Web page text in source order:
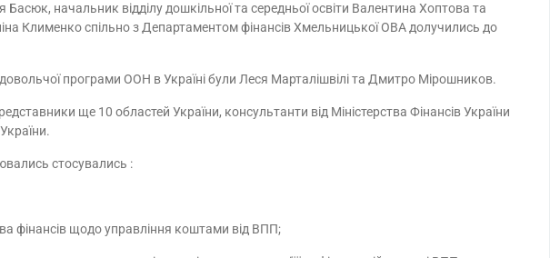
начальник відділу дошкільної та середньої освіти Валентина Хоптова та
Клименко спільно з Департаментом фінансів Хмельницької ОВА долучились до
програми ООН в Україні були Леся Марталішвілі та Дмитро Мірошников.
ще 10 областей України, консультанти від Міністерства Фінансів України
стосувались :
фінансів щодо управління коштами від ВПП;